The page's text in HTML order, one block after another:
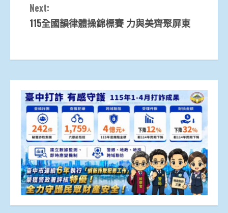
Next:
115全國韻律體操錦標賽 力與美齊聚屏東